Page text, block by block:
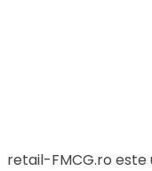
retail-FMCG.ro